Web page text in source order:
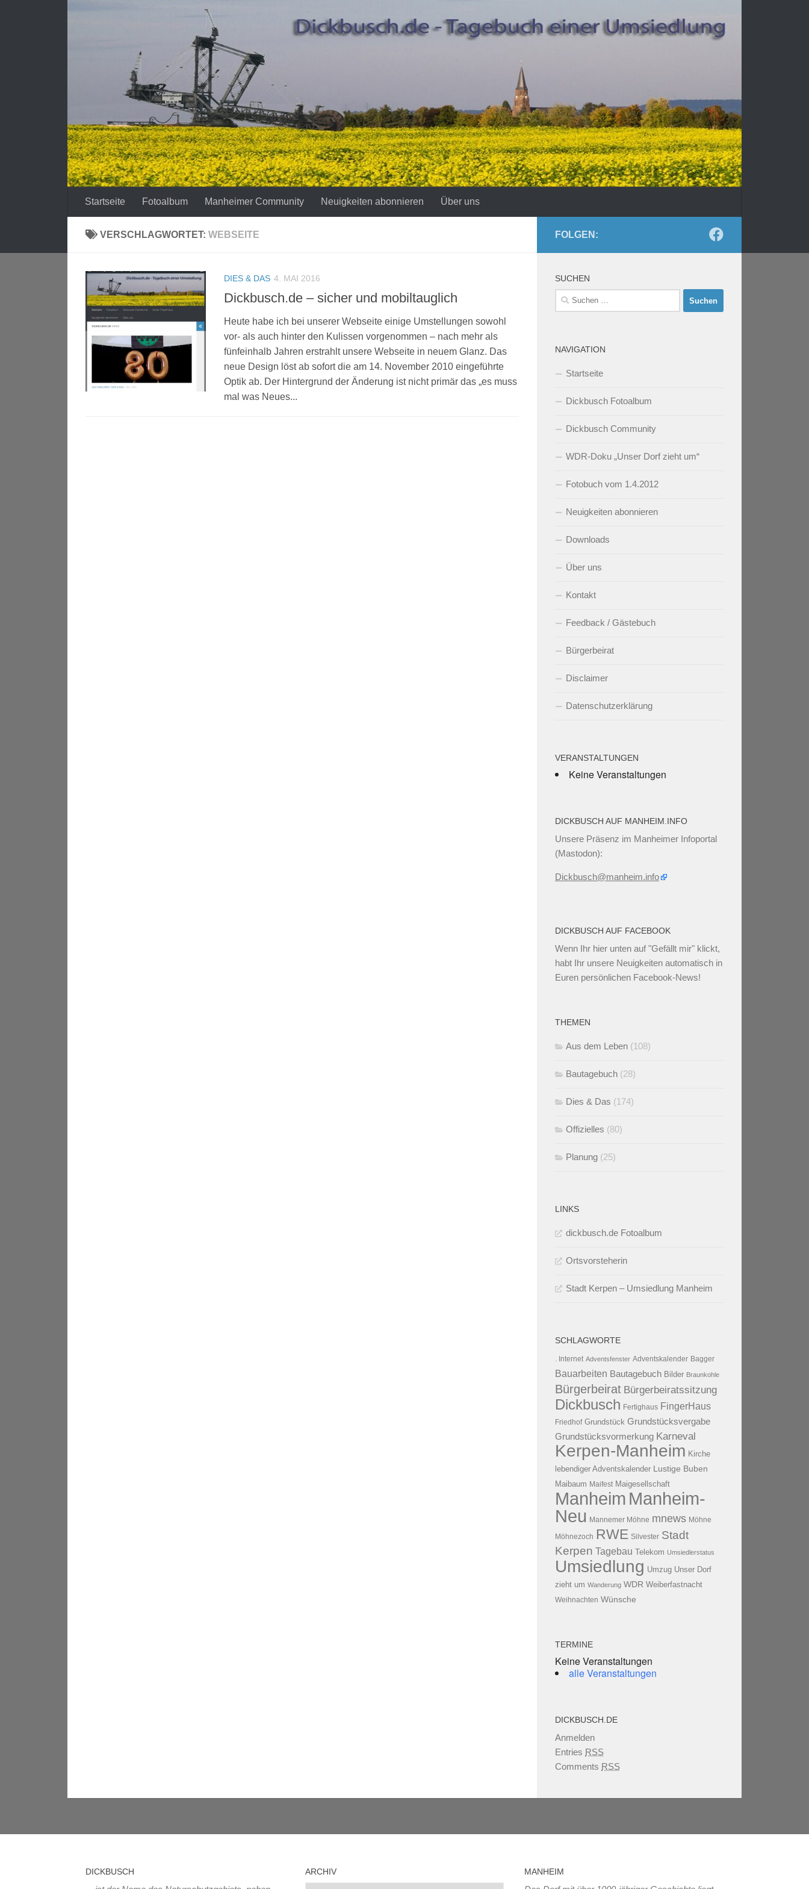
Startseite Fotoalbum Manheimer Community Neuigkeiten abonnieren Über uns
VERSCHLAGWORTET: WEBSEITE
DIES & DAS 4. MAI 2016
Dickbusch.de – sicher und mobiltauglich
Heute habe ich bei unserer Webseite einige Umstellungen sowohl
vor- als auch hinter den Kulissen vorgenommen – nach mehr als
fünfeinhalb Jahren erstrahlt unsere Webseite in neuem Glanz. Das
neue Design löst ab sofort die am 14. November 2010 eingeführte
Optik ab. Der Hintergrund der Änderung ist nicht primär das „es muss
mal was Neues...
FOLGEN:
SUCHEN
Suchen
nach:
NAVIGATION
Startseite
Dickbusch Fotoalbum
Dickbusch Community
WDR-Doku „Unser Dorf zieht um“
Fotobuch vom 1.4.2012
Neuigkeiten abonnieren
Downloads
Über uns
Kontakt
Feedback / Gästebuch
Bürgerbeirat
Disclaimer
Datenschutzerklärung
VERANSTALTUNGEN
Keine Veranstaltungen
DICKBUSCH AUF MANHEIM.INFO
Unsere Präsenz im Manheimer Infoportal
(Mastodon):
Dickbusch@manheim.info
DICKBUSCH AUF FACEBOOK
Wenn Ihr hier unten auf "Gefällt mir" klickt,
habt Ihr unsere Neuigkeiten automatisch in
Euren persönlichen Facebook-News!
THEMEN
Aus dem Leben (108)
Bautagebuch (28)
Dies & Das (174)
Offizielles (80)
Planung (25)
LINKS
dickbusch.de Fotoalbum
Ortsvorsteherin
Stadt Kerpen – Umsiedlung Manheim
SCHLAGWORTE
. Internet Adventsfenster Adventskalender Bagger
Bauarbeiten Bautagebuch Bilder Braunkohle
Bürgerbeirat Bürgerbeiratssitzung
Dickbusch Fertighaus FingerHaus
Friedhof Grundstück Grundstücksvergabe
Grundstücksvormerkung Karneval
Kerpen-Manheim Kirche
lebendiger Adventskalender Lustige Buben
Maibaum Maifest Maigesellschaft
Manheim Manheim-
Neu Mannemer Möhne mnews Möhne
Möhnezoch RWE Silvester Stadt
Kerpen Tagebau Telekom Umsiedlerstatus
Umsiedlung Umzug Unser Dorf
zieht um Wanderung WDR Weiberfastnacht
Weihnachten Wünsche
TERMINE
Keine Veranstaltungen
alle Veranstaltungen
DICKBUSCH.DE
Anmelden
Entries RSS
Comments RSS
DICKBUSCH ARCHIV MANHEIM